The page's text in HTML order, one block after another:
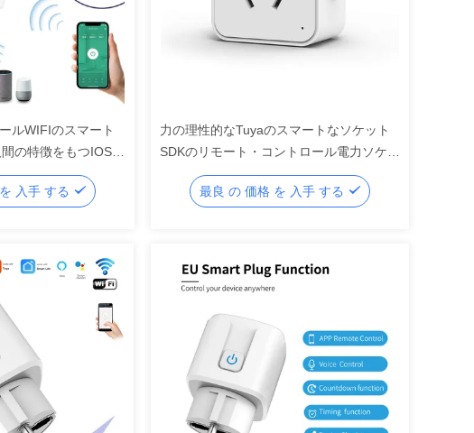
ルWIFIのスマート
の特徴をもつIOSの
線プラグのソケット
入手 する
力の理性的なTuyaのスマートなソケット
SDKのリモート・コントロール電力ソケッ
最良 の 価格 を 入手 する